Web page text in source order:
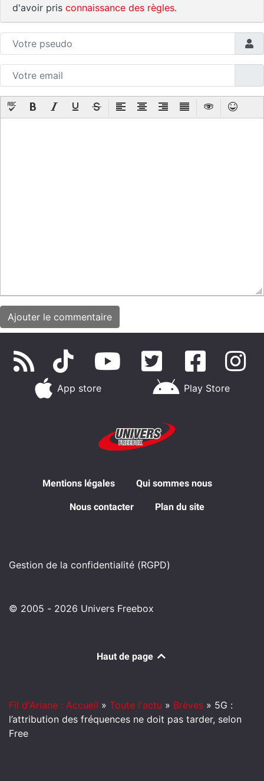
d'avoir pris connaissance des règles.
App store Play Store
Mentions légales Qui sommes nous
Nous contacter Plan du site
Gestion de la confidentialité (RGPD)
© 2005 - 2026 Univers Freebox
Haut de page
Fil d'Ariane : Accueil » Toute l'actu » Brèves » 5G :
l’attribution des fréquences ne doit pas tarder, selon
Free